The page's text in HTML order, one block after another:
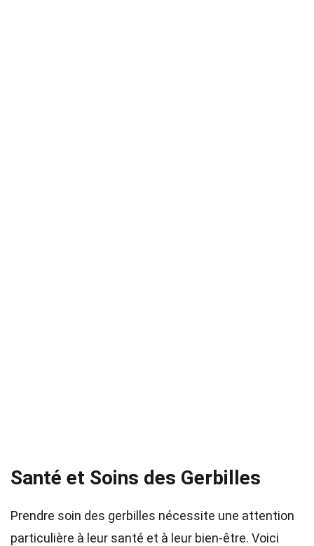
Santé et Soins des Gerbilles
Prendre soin des gerbilles nécessite une attention
particulière à leur santé et à leur bien-être. Voici